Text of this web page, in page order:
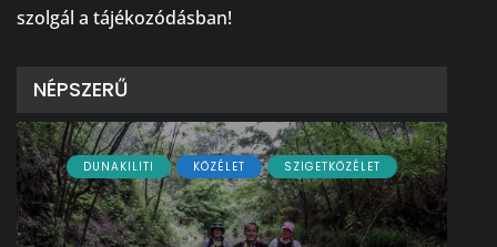
szolgál a tájékozódásban!
NÉPSZERŰ
DUNAKILITI KÖZÉLET SZIGETKÖZÉLET